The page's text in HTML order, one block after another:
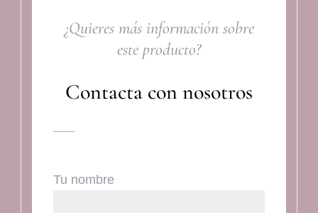
¿Quieres más información sobre
este producto?
Contacta con nosotros
Tu nombre